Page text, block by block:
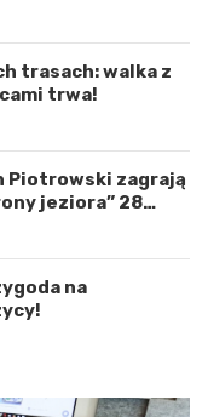
trasach: walka z
trwa!
Piotrowski zagrają
jeziora” 28
na